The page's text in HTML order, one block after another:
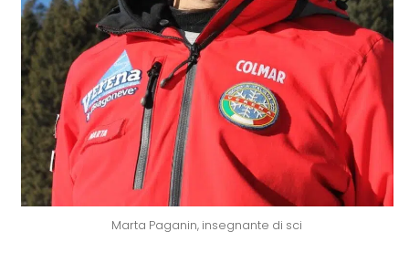
Marta Paganin, insegnante di sci